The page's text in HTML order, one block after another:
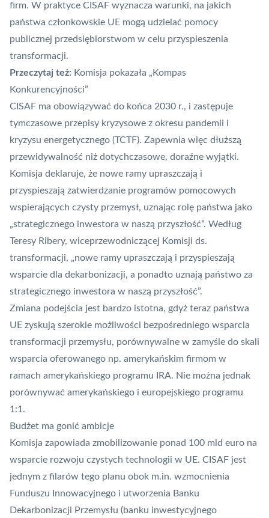
firm. W praktyce CISAF wyznacza warunki, na jakich
państwa członkowskie UE mogą udzielać pomocy
publicznej przedsiębiorstwom w celu przyspieszenia
transformacji.
Przeczytaj też: Komisja pokazała „Kompas
Konkurencyjności”
CISAF ma obowiązywać do końca 2030 r., i zastępuje
tymczasowe przepisy kryzysowe z okresu pandemii i
kryzysu energetycznego (TCTF). Zapewnia więc dłuższą
przewidywalność niż dotychczasowe, doraźne wyjątki.
Komisja deklaruje, że nowe ramy upraszczają i
przyspieszają zatwierdzanie programów pomocowych
wspierających czysty przemysł, uznając rolę państwa jako
„strategicznego inwestora w naszą przyszłość”. Według
Teresy Ribery, wiceprzewodniczącej Komisji ds.
transformacji, „nowe ramy upraszczają i przyspieszają
wsparcie dla dekarbonizacji, a ponadto uznają państwo za
strategicznego inwestora w naszą przyszłość”.
Zmiana podejścia jest bardzo istotna, gdyż teraz państwa
UE zyskują szerokie możliwości bezpośredniego wsparcia
transformacji przemysłu, porównywalne w zamyśle do skali
wsparcia oferowanego np. amerykańskim firmom w
ramach amerykańskiego programu IRA. Nie można jednak
porównywać amerykańskiego i europejskiego programu
1:1.
Budżet ma gonić ambicje
Komisja zapowiada zmobilizowanie ponad 100 mld euro na
wsparcie rozwoju czystych technologii w UE. CISAF jest
jednym z filarów tego planu obok m.in. wzmocnienia
Funduszu Innowacyjnego i utworzenia Banku
Dekarbonizacji Przemysłu (banku inwestycyjnego